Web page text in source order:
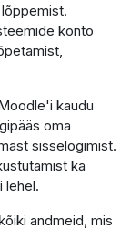
konto
kaudu
oma
sisselogimist.
ka
lehel.
andmeid, mis